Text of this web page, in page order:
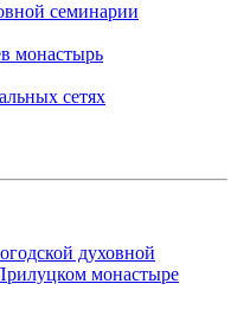
семинарии
монастырь
сетях
духовной
монастыре